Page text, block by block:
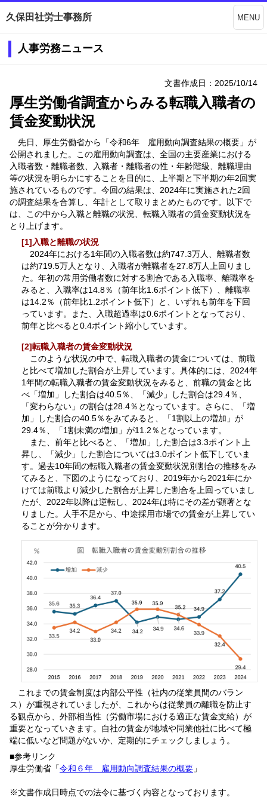
久保田社労士事務所 MENU
人事労務ニュース
文書作成日：2025/10/14
厚生労働省調査からみる転職入職者の
賃金変動状況
先日、厚生労働省から「令和6年 雇用動向調査結果の概要」が
公開されました。この雇用動向調査は、全国の主要産業における
入職者数・離職者数、入職者・離職者の性・年齢階級、離職理由
等の状況を明らかにすることを目的に、上半期と下半期の年2回実
施されているものです。今回の結果は、2024年に実施された2回
の調査結果を合算し、年計として取りまとめたものです。以下で
は、この中から入職と離職の状況、転職入職者の賃金変動状況を
とり上げます。
[1]入職と離職の状況
2024年における1年間の入職者数は約747.3万人、離職者数
は約719.5万人となり、入職者が離職者を27.8万人上回りまし
た。年初の常用労働者数に対する割合である入職率、離職率を
みると、入職率は14.8％（前年比1.6ポイント低下）、離職率
は14.2％（前年比1.2ポイント低下）と、いずれも前年を下回
っています。また、入職超過率は0.6ポイントとなっており、
前年と比べると0.4ポイント縮小しています。
[2]転職入職者の賃金変動状況
このような状況の中で、転職入職者の賃金については、前職
と比べて増加した割合が上昇しています。具体的には、2024年
1年間の転職入職者の賃金変動状況をみると、前職の賃金と比
べ「増加」した割合は40.5％、「減少」した割合は29.4％、
「変わらない」の割合は28.4％となっています。さらに、「増
加」した割合の40.5％をみてみると、「1割以上の増加」が
29.4％、「1割未満の増加」が11.2％となっています。
また、前年と比べると、「増加」した割合は3.3ポイント上
昇し、「減少」した割合については3.0ポイント低下していま
す。過去10年間の転職入職者の賃金変動状況別割合の推移をみ
てみると、下図のようになっており、2019年から2021年にか
けては前職より減少した割合が上昇した割合を上回っていまし
たが、2022年以降は逆転し、2024年は特にその差が顕著とな
りました。人手不足から、中途採用市場での賃金が上昇してい
ることが分かります。
これまでの賃金制度は内部公平性（社内の従業員間のバラン
ス）が重視されていましたが、これからは従業員の離職を防止す
る観点から、外部相当性（労働市場における適正な賃金支給）が
重要となっていきます。自社の賃金が地域や同業他社に比べて極
端に低いなど問題がないか、定期的にチェックしましょう。
■参考リンク
厚生労働省「令和６年 雇用動向調査結果の概要 」
※文書作成日時点での法令に基づく内容となっております。